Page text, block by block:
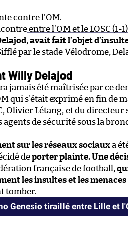
contre l’OM.
entre l’OM et le LOSC (1-1)
, avait fait l’objet
par le stade Vélodrome,
Willy Delajod
jamais été maîtrisée par ce
qui s’était exprimé en fin de
Olivier Létang, et du directeur
de sécurité sous la
sur les réseaux sociauxa
deporter plainte.Une
française de football,
les insultes et les menaces
tomber.
Genesio tiraillé entre Lille et